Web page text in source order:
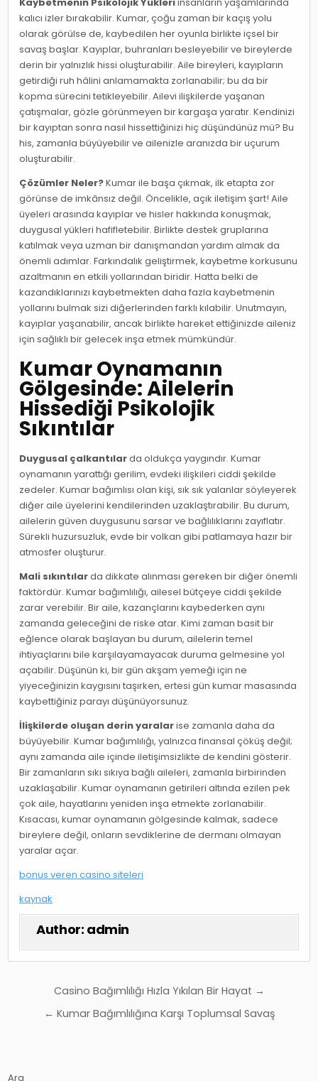
Kaybetmenin Psikolojik Yükleriinsanların yaşamlarında
kalıcı izler bırakabilir. Kumar, çoğu zaman bir kaçış yolu
olarak görülse de, kaybedilen her oyunla birlikte içsel bir
savaş başlar. Kayıplar, buhranları besleyebilir ve bireylerde
derin bir yalnızlık hissi oluşturabilir. Aile bireyleri, kayıpların
getirdiği ruh hâlini anlamamakta zorlanabilir; bu da bir
kopma sürecini tetikleyebilir. Ailevi ilişkilerde yaşanan
çatışmalar, gözle görünmeyen bir kargaşa yaratır. Kendinizi
bir kayıptan sonra nasıl hissettiğinizi hiç düşündünüz mü? Bu
his, zamanla büyüyebilir ve ailenizle aranızda bir uçurum
oluşturabilir.
Çözümler Neler?Kumar ile başa çıkmak, ilk etapta zor
görünse de imkânsız değil. Öncelikle, açık iletişim şart! Aile
üyeleri arasında kayıplar ve hisler hakkında konuşmak,
duygusal yükleri hafifletebilir. Birlikte destek gruplarına
katılmak veya uzman bir danışmandan yardım almak da
önemli adımlar. Farkındalık geliştirmek, kaybetme korkusunu
azaltmanın en etkili yollarından biridir. Hatta belki de
kazandıklarınızı kaybetmekten daha fazla kaybetmenin
yollarını bulmak sizi diğerlerinden farklı kılabilir. Unutmayın,
kayıplar yaşanabilir, ancak birlikte hareket ettiğinizde aileniz
için sağlıklı bir gelecek inşa etmek mümkündür.
Kumar Oynamanın
Gölgesinde: Ailelerin
Hissediği Psikolojik
Sıkıntılar
Duygusal çalkantılarda oldukça yaygındır. Kumar
oynamanın yarattığı gerilim, evdeki ilişkileri ciddi şekilde
zedeler. Kumar bağımlısı olan kişi, sık sık yalanlar söyleyerek
diğer aile üyelerini kendilerinden uzaklaştırabilir. Bu durum,
ailelerin güven duygusunu sarsar ve bağlılıklarını zayıflatır.
Sürekli huzursuzluk, evde bir volkan gibi patlamaya hazır bir
atmosfer oluşturur.
Mali sıkıntılarda dikkate alınması gereken bir diğer önemli
faktördür. Kumar bağımlılığı, ailesel bütçeye ciddi şekilde
zarar verebilir. Bir aile, kazançlarını kaybederken aynı
zamanda geleceğini de riske atar. Kimi zaman basit bir
eğlence olarak başlayan bu durum, ailelerin temel
ihtiyaçlarını bile karşılayamayacak duruma gelmesine yol
açabilir. Düşünün ki, bir gün akşam yemeği için ne
yiyeceğinizin kaygısını taşırken, ertesi gün kumar masasında
kaybettiğiniz parayı düşünüyorsunuz.
İlişkilerde oluşan derin yaralarise zamanla daha da
büyüyebilir. Kumar bağımlılığı, yalnızca finansal çöküş değil;
aynı zamanda aile içinde iletişimsizlikte de kendini gösterir.
Bir zamanların sıkı sıkıya bağlı aileleri, zamanla birbirinden
uzaklaşabilir. Kumar oynamanın getirileri altında ezilen pek
çok aile, hayatlarını yeniden inşa etmekte zorlanabilir.
Kısacası, kumar oynamanın gölgesinde kalmak, sadece
bireylere değil, onların sevdiklerine de dermanı olmayan
yaralar açar.
bonus veren casino siteleri
kaynak
Author: admin
gezinmesi
Casino Bağımlılığı Hızla Yıkılan Bir Hayat →
← Kumar Bağımlılığına Karşı Toplumsal Savaş
Ara